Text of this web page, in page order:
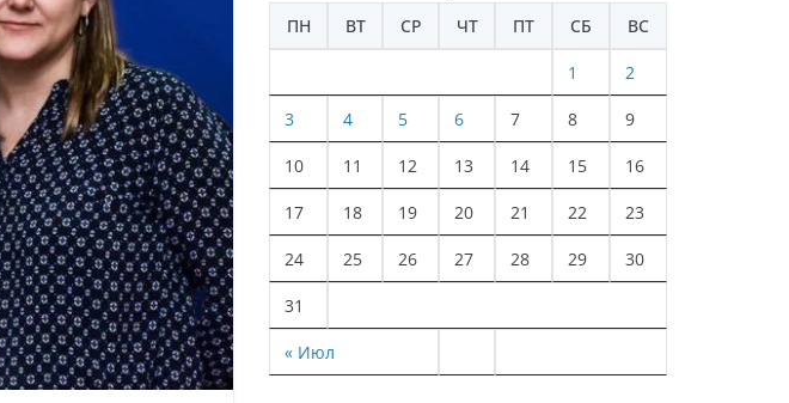
ПН
ВТ СР ЧТ ПТ СБ ВС
« Июл
1 2
3 4 5 6 7 8 9
10 11 12 13 14 15 16
17 18 19 20 21 22 23
24 25 26 27 28 29 30
31